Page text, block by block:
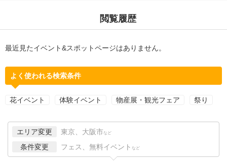
閲覧履歴
最近見たイベント&スポットページはありません。
よく使われる検索条件
花イベント 体験イベント 物産展・観光フェア 祭り
エリア変更 東京、大阪市 など
条件変更 フェス、無料イベント など